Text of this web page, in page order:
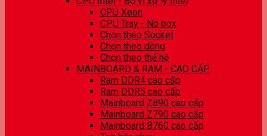
CPU Xeon
CPU Tray - No box
Chọn theo Socket
Chọn theo dòng
Chọn theo thế hệ
MAINBOARD & RAM - CAO CẤP
Ram DDR4 cao cấp
Ram DDR5 cao cấp
Mainboard Z890 cao cấp
Mainboard Z790 cao cấp
Mainboard B760 cao cấp